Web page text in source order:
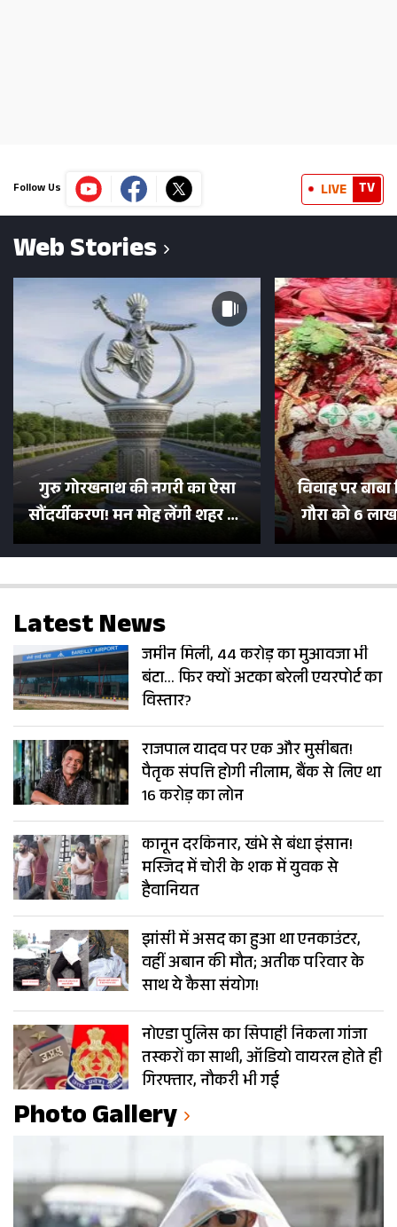
Follow Us LIVE TV
Web Stories
गुरु गोरखनाथ की नगरी का ऐसा
सौंदर्यीकरण! मन मोह लेंगी शहर की
सड़कें; देखें Photos
विवाह पर
गौरा को 6
500 भक्तों
Latest News
जमीन मिली, 44 करोड़ का मुआवजा भी
बंटा… फिर क्यों अटका बरेली एयरपोर्ट का
विस्तार?
राजपाल यादव पर एक और मुसीबत!
पैतृक संपत्ति होगी नीलाम, बैंक से लिए था
16 करोड़ का लोन
कानून दरकिनार, खंभे से बंधा इंसान!
मस्जिद में चोरी के शक में युवक से
हैवानियत
झांसी में असद का हुआ था एनकाउंटर,
वहीं अबान की मौत; अतीक परिवार के
साथ ये कैसा संयोग!
नोएडा पुलिस का सिपाही निकला गांजा
तस्करों का साथी, ऑडियो वायरल होते ही
गिरफ्तार, नौकरी भी गई
Photo Gallery